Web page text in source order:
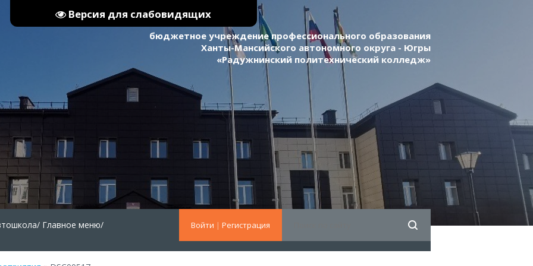
Версия для слабовидящих
бюджетное учреждение профессионального образования
Ханты-Мансийского автономного округа - Югры
«Радужнинский политехнический колледж»
Войти | Регистрация
Главное меню/